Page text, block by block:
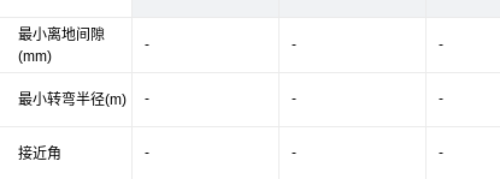
最小离地间隙
(mm)
最小转弯半径(m)
接近角
- - -
- - -
- - -